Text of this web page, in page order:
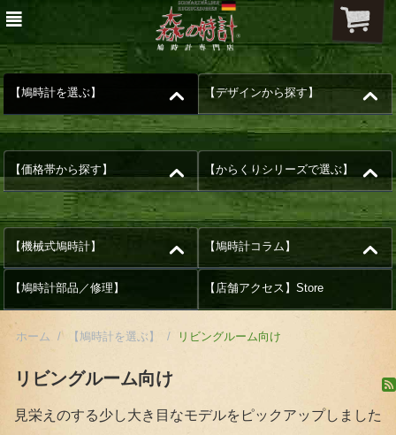
【鳩時計を選ぶ】 【デザインから探す】
【価格帯から探す】 【からくりシリーズで選ぶ】
【機械式鳩時計】 【鳩時計コラム】
【鳩時計部品／修理】 【店舗アクセス】Store
ホーム / 【鳩時計を選ぶ】 / リビングルーム向け
リビングルーム向け
見栄えのする少し大き目なモデルをピックアップしました